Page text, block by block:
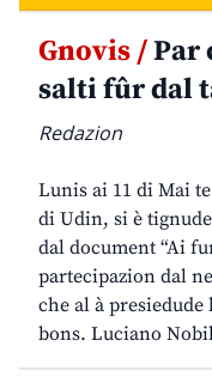
Gnovis /Par
salti fûr dal
Redazion
Lunis ai 11 di Mai
di Udin, si è
dal document “Ai
partecipazion dal
che al à
bons. Luciano